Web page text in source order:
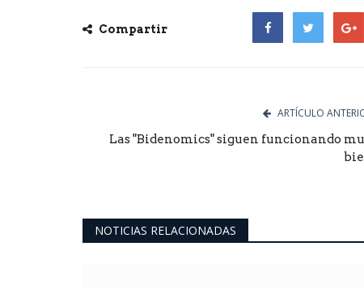
Compartir
ARTÍCULO
Las "Bidenomics" siguen funcionando
NOTICIAS RELACIONADAS